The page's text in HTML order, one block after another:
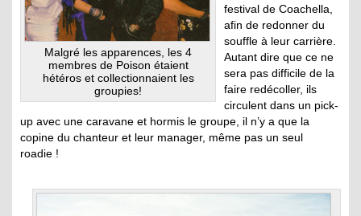
Malgré les apparences, les 4
membres de Poison étaient
hétéros et collectionnaient les
groupies!
festival de Coachella,
afin de redonner du
souffle à leur carrière.
Autant dire que ce ne
sera pas difficile de la
faire redécoller, ils
circulent dans un pick-
up avec une caravane et hormis le groupe, il n’y a que la
copine du chanteur et leur manager, même pas un seul
roadie !